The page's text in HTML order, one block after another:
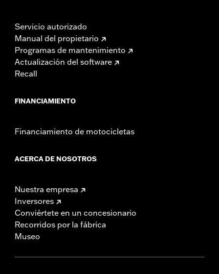
Servicio autorizado
Manual del propietario
Programas de mantenimiento
Actualización del software
Recall
FINANCIAMIENTO
Financiamiento de motocicletas
ACERCA DE NOSOTROS
Nuestra empresa
Inversores
Conviértete en un concesionario
Recorridos por la fábrica
Museo